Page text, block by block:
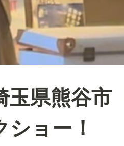
玉県熊谷市
ショー！